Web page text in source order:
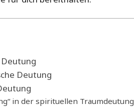
Deutung
in der spirituellen Traumdeutung